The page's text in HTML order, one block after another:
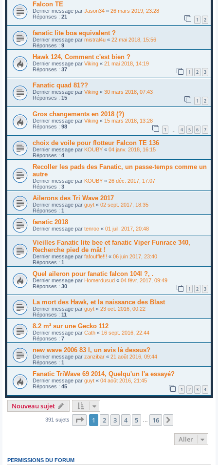
Falcon TE
Dernier message par Jason34 « 26 mars 2019, 23:28
Réponses : 21 1 2
fanatic lite boa equivalent ?
Dernier message par mistral4u « 22 mai 2018, 15:56
Réponses : 9
Hawk 124, Comment c'est bien ?
Dernier message par Viking « 21 mai 2018, 14:19
Réponses : 37 1 2 3
Fanatic quad 81??
Dernier message par Viking « 30 mars 2018, 07:43
Réponses : 15 1 2
Gros changements en 2018 (?)
Dernier message par Viking « 15 mars 2018, 13:28
Réponses : 98 1 … 4 5 6 7
choix de voile pour flotteur Falcon TE 136
Dernier message par KOUBY « 04 janv. 2018, 16:15
Réponses : 4
Recoller les pads des Fanatic, un passe-temps comme un
autre
Dernier message par KOUBY « 26 déc. 2017, 17:07
Réponses : 3
Ailerons des Tri Wave 2017
Dernier message par guyt « 02 sept. 2017, 18:35
Réponses : 1
fanatic 2018
Dernier message par tenroc « 01 juil. 2017, 20:48
Vieilles Fanatic lite bee et fanatic Viper Funrace 340,
Recherche pied de mât !
Dernier message par fafouffle!!! « 06 juin 2017, 23:40
Réponses : 1
Quel aileron pour fanatic falcon 104l ?, .
Dernier message par Homerdusud « 04 févr. 2017, 09:49
Réponses : 30 1 2 3
La mort des Hawk, et la naissance des Blast
Dernier message par guyt « 23 oct. 2016, 00:22
Réponses : 11
8.2 m² sur une Gecko 112
Dernier message par Cath « 16 sept. 2016, 22:44
Réponses : 7
new wave 2006 83 l, un avis là dessus?
Dernier message par zanzibar « 21 août 2016, 09:44
Réponses : 1
Fanatic TriWave 69 2014, Quelqu'un l'a essayé?
Dernier message par guyt « 04 août 2016, 21:45
Réponses : 45 1 2 3 4
Nouveau sujet
391 sujets Page 1sur16
1 2 3 4 5 16
Aller
PERMISSIONS DU FORUM